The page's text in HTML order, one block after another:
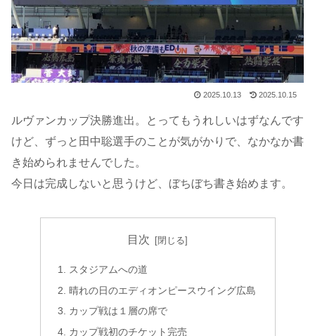
2025.10.13 2025.10.15
ルヴァンカップ決勝進出。とってもうれしいはずなんです
けど、ずっと田中聡選手のことが気がかりで、なかなか書
き始められませんでした。
今日は完成しないと思うけど、ぼちぼち書き始めます。
目次
スタジアムへの道
晴れの日のエディオンピースウイング広島
カップ戦は１層の席で
カップ戦初のチケット完売